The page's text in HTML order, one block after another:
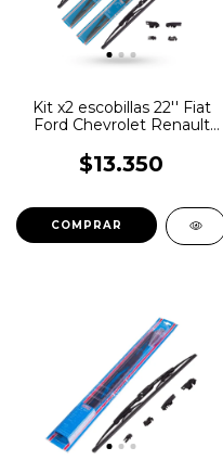
Kit x2 escobillas 22'' Fiat
Ford Chevrolet Renault
$13.350